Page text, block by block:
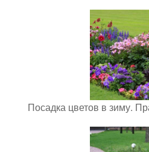
Посадка цветов в зиму.